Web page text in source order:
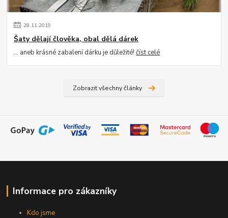
28.11.2019
Šaty dělají člověka, obal dělá dárek
... aneb krásné zabalení dárku je důležité!číst celé
Zobrazit všechny články
Informace pro zákazníky
Kdo jsme